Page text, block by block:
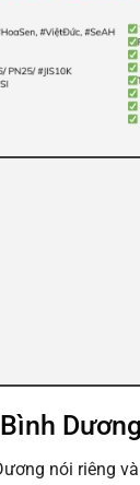
Dương
nói riêng